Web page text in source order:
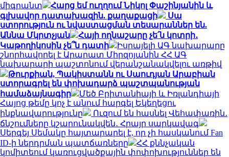
միգրանտ
Հարց եմ ուղղում Նիկոլ Փաշինյանին և
գլխավոր դատախազին. քաղաքացի
Սա
ստորություն ու նվաստացման տեսարաններ են.
Աննա Մկրտչյան
Հայի ողնաշարը չե՛ն կոտրի․
Կաթողիկոսին չե՞ն դատի
Իսրայելի ԱԳ նախարարը
շնորհավորել է Արարատ Միրզոյանին ՀՀ ԱԳ
նախարարի պաշտոնում վերանշանակվելու առթիվ
Թուրքիան, Պակիստանն ու Սաուդյան Արաբիան
ստորագրել են փոխադարձ պաշտպանության
համաձայնագիր
Մեծ Բրիտանիայի և Իռլանդիայի
Հայոց թեմը կոչ է անում հարգել Եկեղեցու
ինքնավարությունը
Ուզում են հասնել Վեհափառին․
ճնշումները կշարունակվեն․ Հրայր սարկավագ
Սերգեյ Սեմակը հայտարարել է, որ չի հասկանում Fan
ID-ի ներդրման պատճառները
ՀՀ քննչական
կոմիտեում կառուցվածքային փոփոխություններ են